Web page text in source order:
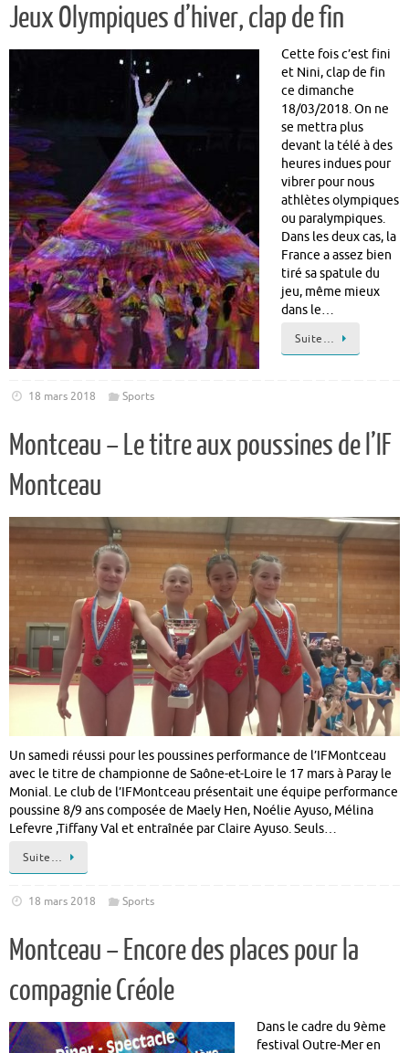
Jeux Olympiques d’hiver, clap de fin
Cette fois c’est fini
et Nini, clap de fin
ce dimanche
18/03/2018. On ne
se mettra plus
devant la télé à des
heures indues pour
vibrer pour nous
athlètes olympiques
ou paralympiques.
Dans les deux cas, la
France a assez bien
tiré sa spatule du
jeu, même mieux
dans le…
Suite…
18 mars 2018 Sports
Montceau – Le titre aux poussines de l’IF
Montceau
Un samedi réussi pour les poussines performance de l’IFMontceau
avec le titre de championne de Saône-et-Loire le 17 mars à Paray le
Monial. Le club de l’IFMontceau présentait une équipe performance
poussine 8/9 ans composée de Maely Hen, Noélie Ayuso, Mélina
Lefevre ,Tiffany Val et entraînée par Claire Ayuso. Seuls…
Suite…
18 mars 2018 Sports
Montceau – Encore des places pour la
compagnie Créole
Dans le cadre du 9ème
festival Outre-Mer en